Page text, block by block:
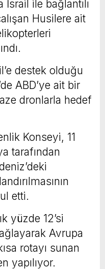
İsrail ile bağlantılı
Husilere ait
destek olduğu
ABD’ye ait bir
dronlarla hedef
Konseyi, 11
tarafından
etti.
yüzde 12’si
Avrupa
rotayı sunan
yapılıyor.